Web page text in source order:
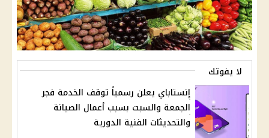
لا يفوتك
إنستاباي يعلن رسمياً توقف الخدمة فجر
الجمعة والسبت بسبب أعمال الصيانة
والتحديثات الفنية الدورية